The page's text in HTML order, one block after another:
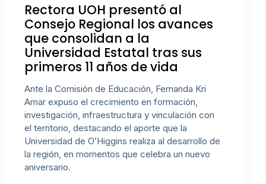
Rectora UOH presentó al
Consejo Regional los avances
que consolidan a la
Universidad Estatal tras sus
primeros 11 años de vida
Ante la Comisión de Educación, Fernanda Kri
Amar expuso el crecimiento en formación,
investigación, infraestructura y vinculación con
el territorio, destacando el aporte que la
Universidad de O’Higgins realiza al desarrollo de
la región, en momentos que celebra un nuevo
aniversario.